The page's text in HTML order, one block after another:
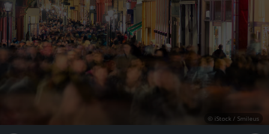
© iStock / Smileus